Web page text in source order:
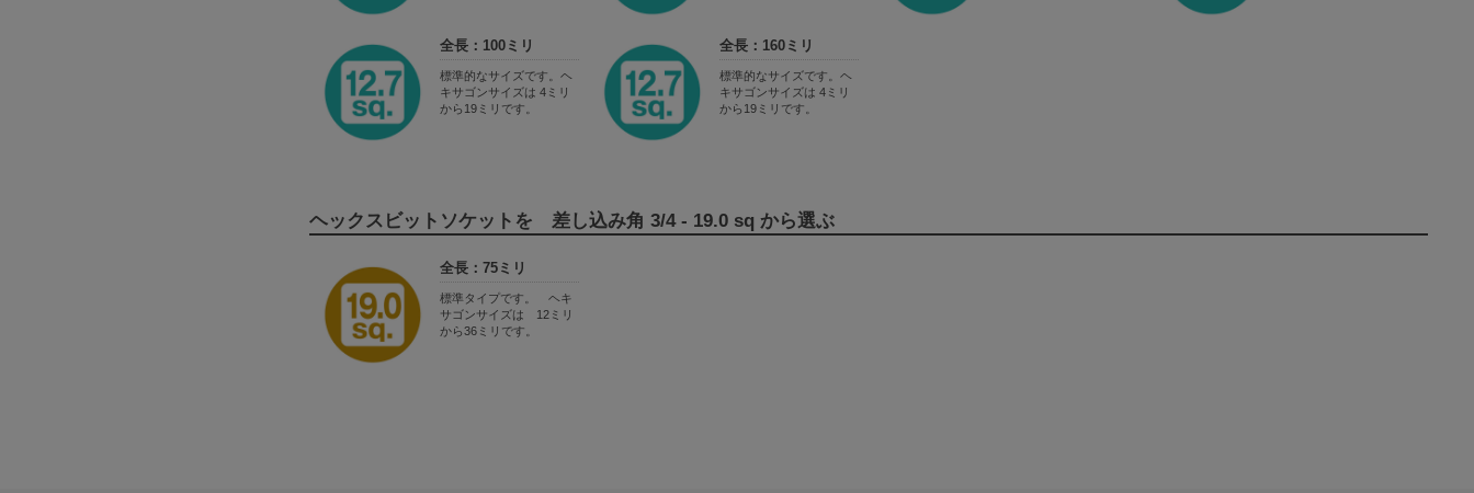
全長：100ミリ
標準的なサイズです。ヘ
キサゴンサイズは 4ミリ
から19ミリです。
全長：160ミリ
標準的なサイズです。ヘ
キサゴンサイズは 4ミリ
から19ミリです。
ヘックスビットソケットを 差し込み角 3/4 - 19.0 sq から選ぶ
全長：75ミリ
標準タイプです。 ヘキ
サゴンサイズは 12ミリ
から36ミリです。